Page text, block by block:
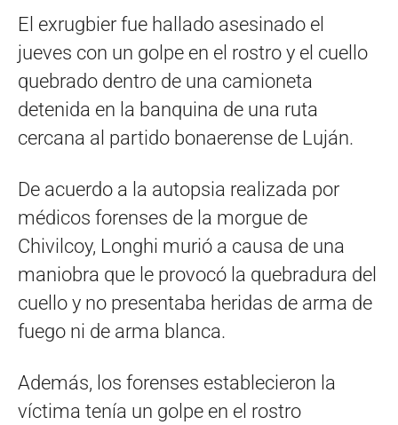
El exrugbier fue hallado asesinado el
jueves con un golpe en el rostro y el cuello
quebrado dentro de una camioneta
detenida en la banquina de una ruta
cercana al partido bonaerense de Luján.
De acuerdo a la autopsia realizada por
médicos forenses de la morgue de
Chivilcoy, Longhi murió a causa de una
maniobra que le provocó la quebradura del
cuello y no presentaba heridas de arma de
fuego ni de arma blanca.
Además, los forenses establecieron la
víctima tenía un golpe en el rostro